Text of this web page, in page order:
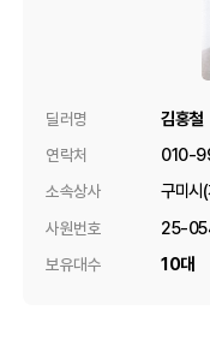
딜러명 김홍철
연락처 010-
소속상사 구미시
사원번호 25-
보유대수 10대